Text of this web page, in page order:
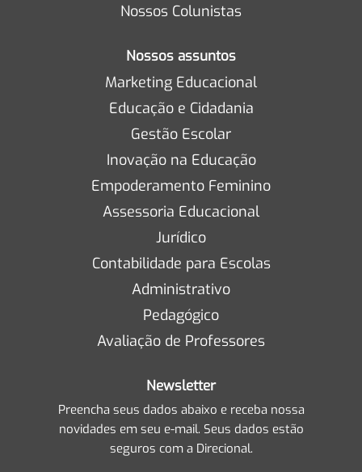
Nossos Colunistas
Nossos assuntos
Marketing Educacional
Educação e Cidadania
Gestão Escolar
Inovação na Educação
Empoderamento Feminino
Assessoria Educacional
Jurídico
Contabilidade para Escolas
Administrativo
Pedagógico
Avaliação de Professores
Newsletter
Preencha seus dados abaixo e receba nossa
novidades em seu e-mail. Seus dados estão
seguros com a Direcional.